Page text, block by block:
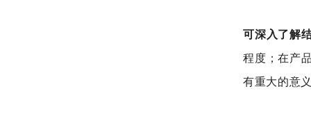
可深入了解
程度；在产
有重大的意